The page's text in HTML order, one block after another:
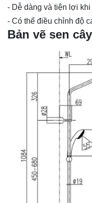
- Dễ dàng và tiện lợi
- Có thể điều chỉnh độ
Bản vẽ sen